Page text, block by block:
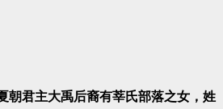
君主大禹后裔有莘氏部落之女，姓